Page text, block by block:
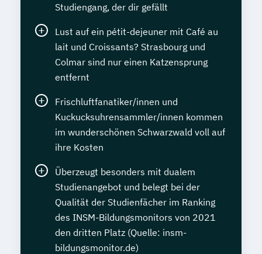
Studiengang, der dir gefällt
Lust auf ein pétit-dejeuner mit Café au
lait und Croissants? Strasbourg und
Colmar sind nur einen Katzensprung
entfernt
Frischluftfanatiker/innen und
Kuckucksuhrensammler/innen kommen
im wunderschönen Schwarzwald voll auf
ihre Kosten
Überzeugt besonders mit dualem
Studienangebot und belegt bei der
Qualität der Studienfächer im Ranking
des INSM-Bildungsmonitors von 2021
den dritten Platz (Quelle: insm-
bildungsmonitor.de)